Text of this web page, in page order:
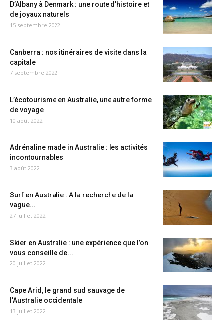
D’Albany à Denmark : une route d’histoire et
de joyaux naturels
15 septembre 2022
Canberra : nos itinéraires de visite dans la
capitale
7 septembre 2022
L’écotourisme en Australie, une autre forme
de voyage
10 août 2022
Adrénaline made in Australie : les activités
incontournables
3 août 2022
Surf en Australie : A la recherche de la
vague...
27 juillet 2022
Skier en Australie : une expérience que l’on
vous conseille de...
20 juillet 2022
Cape Arid, le grand sud sauvage de
l’Australie occidentale
13 juillet 2022